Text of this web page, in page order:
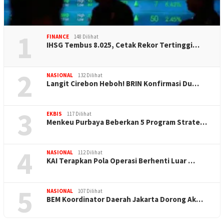
1 FINANCE 148 Dilihat
IHSG Tembus 8.025, Cetak Rekor Tertinggi…
2 NASIONAL 132 Dilihat
Langit Cirebon Heboh! BRIN Konfirmasi Du…
3 EKBIS 117 Dilihat
Menkeu Purbaya Beberkan 5 Program Strate…
4 NASIONAL 112 Dilihat
KAI Terapkan Pola Operasi Berhenti Luar …
5 NASIONAL 107 Dilihat
BEM Koordinator Daerah Jakarta Dorong Ak…